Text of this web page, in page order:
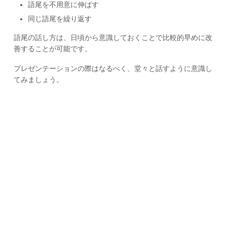
語尾を不用意に伸ばす
同じ語尾を繰り返す
語尾の話し方は、日頃から意識しておくことで比較的早めに改
善することが可能です。
プレゼンテーションの際はなるべく、堂々と話すように意識し
てみましょう。